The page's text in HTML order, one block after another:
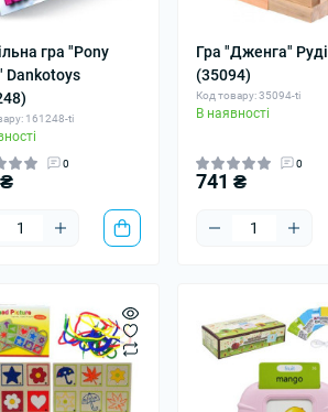
гра "Pony
Dankotoys
161248-ti
0
Гра "Дженга" Руді
(35094)
Код товару: 35094-ti
В наявності
0
741 ₴